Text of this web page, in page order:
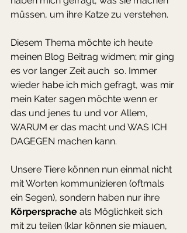
müssen, um ihre Katze zu verstehen.
Diesem Thema möchte ich heute
meinen Blog Beitrag widmen; mir ging
es vor langer Zeit auch  so. Immer
wieder habe ich mich gefragt, was mir
mein Kater sagen möchte wenn er
das und jenes tu und vor Allem,
WARUM er das macht und WAS ICH
DAGEGEN machen kann.
Unsere Tiere können nun einmal nicht
mit Worten kommunizieren (oftmals
ein Segen), sondern haben nur ihre
Körpersprache als Möglichkeit sich
mit zu teilen (klar können sie miauen,